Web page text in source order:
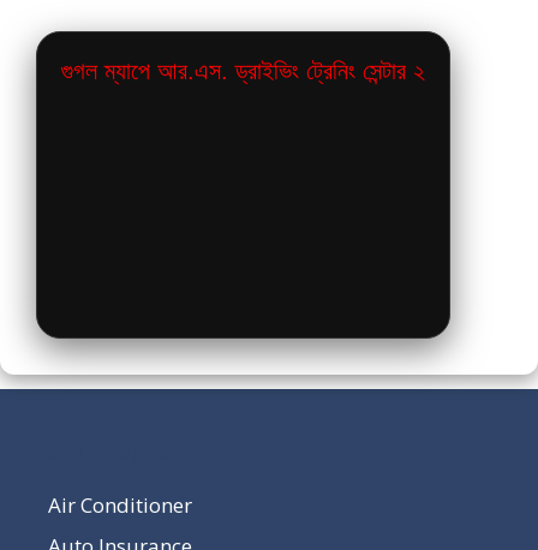
গুগল ম্যাপে আর.এস. ড্রাইভিং ট্রেনিং সেন্টার ২
Air Conditioner